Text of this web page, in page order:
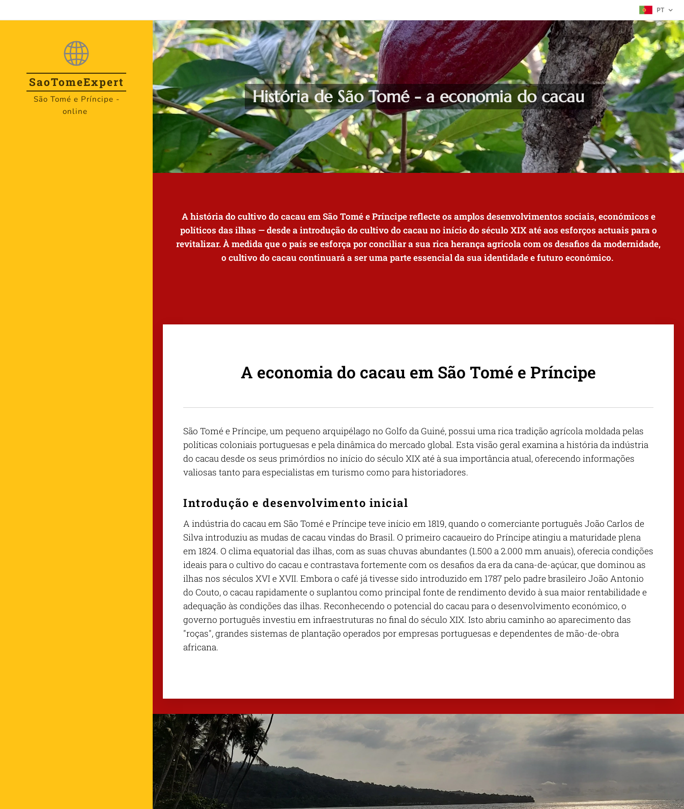
PT
SaoTomeExpert
São Tomé e Príncipe -
online
História de São Tomé - a economia do cacau
A história do cultivo do cacau em São Tomé e Príncipe reflecte os amplos desenvolvimentos sociais, económicos e
políticos das ilhas — desde a introdução do cultivo do cacau no início do século XIX até aos esforços actuais para o
revitalizar. À medida que o país se esforça por conciliar a sua rica herança agrícola com os desafios da modernidade,
o cultivo do cacau continuará a ser uma parte essencial da sua identidade e futuro económico.
A economia do cacau em São Tomé e Príncipe
São Tomé e Príncipe, um pequeno arquipélago no Golfo da Guiné, possui uma rica tradição agrícola moldada pelas
políticas coloniais portuguesas e pela dinâmica do mercado global. Esta visão geral examina a história da indústria
do cacau desde os seus primórdios no início do século XIX até à sua importância atual, oferecendo informações
valiosas tanto para especialistas em turismo como para historiadores.
Introdução e desenvolvimento inicial
A indústria do cacau em São Tomé e Príncipe teve início em 1819, quando o comerciante português João Carlos de
Silva introduziu as mudas de cacau vindas do Brasil. O primeiro cacaueiro do Príncipe atingiu a maturidade plena
em 1824. O clima equatorial das ilhas, com as suas chuvas abundantes (1.500 a 2.000 mm anuais), oferecia condições
ideais para o cultivo do cacau e contrastava fortemente com os desafios da era da cana-de-açúcar, que dominou as
ilhas nos séculos XVI e XVII. Embora o café já tivesse sido introduzido em 1787 pelo padre brasileiro João Antonio
do Couto, o cacau rapidamente o suplantou como principal fonte de rendimento devido à sua maior rentabilidade e
adequação às condições das ilhas. Reconhecendo o potencial do cacau para o desenvolvimento económico, o
governo português investiu em infraestruturas no final do século XIX. Isto abriu caminho ao aparecimento das
"roças", grandes sistemas de plantação operados por empresas portuguesas e dependentes de mão-de-obra
africana.
.